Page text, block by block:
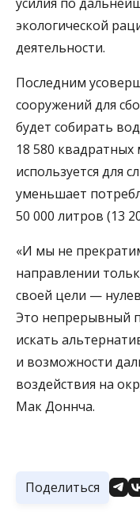
экологической
деятельности.
Последним
сооружений для
будет собирать
18 580
используется для
уменьшает
50 000 литров (13
«И мы не
направлении
своей цели —
Это непрерывный
искать
и возможности
воздействия на
Мак Доннча.
Поделиться